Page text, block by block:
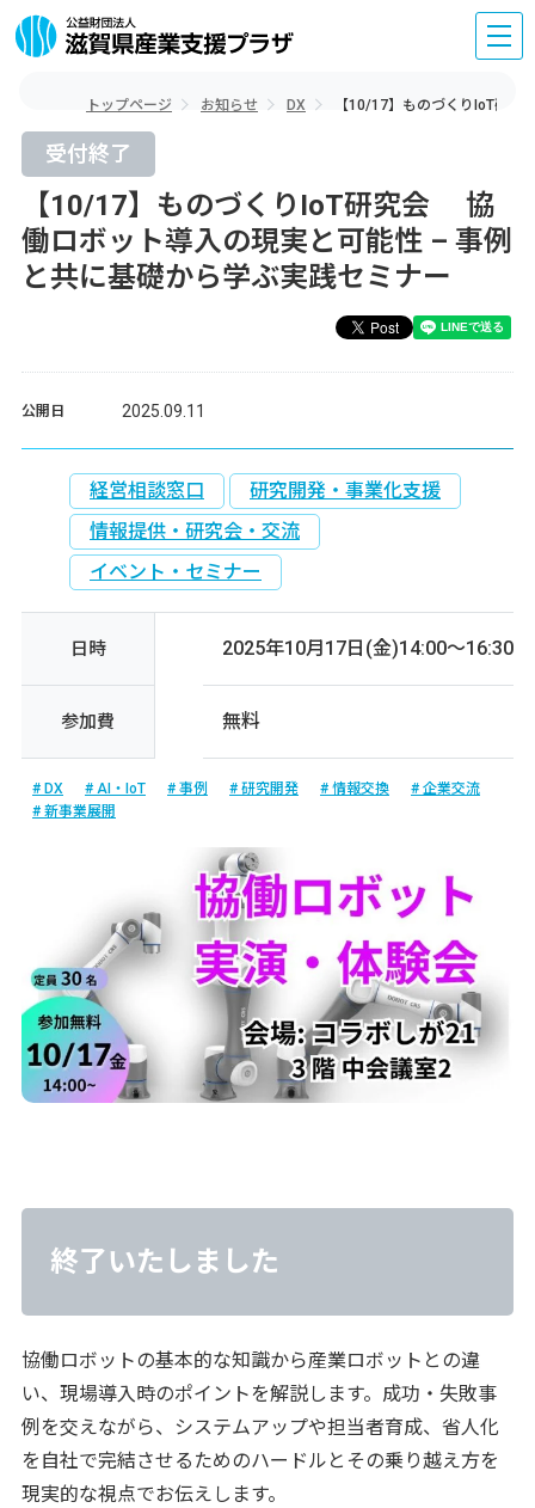
トップページ お知らせ DX 【10/17】ものづくりIoT研
受付終了
【10/17】ものづくりIoT研究会 協
働ロボット導入の現実と可能性 – 事例
と共に基礎から学ぶ実践セミナー
公開日 2025.09.11
経営相談窓口
研究開発・事業化支援
情報提供・研究会・交流
イベント・セミナー
日時 2025年10月17日(金)14:00～16:30
参加費 無料
DX AI・IoT 事例 研究開発 情報交換
企業交流
新事業展開
終了いたしました
協働ロボットの基本的な知識から産業ロボットとの違
い、現場導入時のポイントを解説します。成功・失敗事
例を交えながら、システムアップや担当者育成、省人化
を自社で完結させるためのハードルとその乗り越え方を
現実的な視点でお伝えします。